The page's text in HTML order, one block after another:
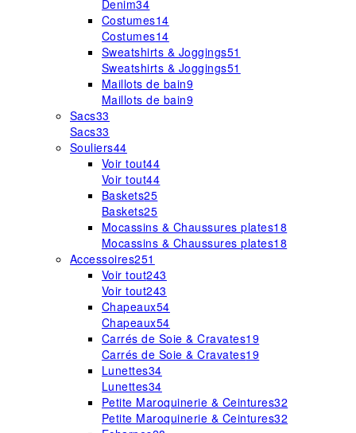
Denim34
Costumes14
Costumes14
Sweatshirts & Joggings51
Sweatshirts & Joggings51
Maillots de bain9
Maillots de bain9
Sacs33
Sacs33
Souliers44
Voir tout44
Voir tout44
Baskets25
Baskets25
Mocassins & Chaussures plates18
Mocassins & Chaussures plates18
Accessoires251
Voir tout243
Voir tout243
Chapeaux54
Chapeaux54
Carrés de Soie & Cravates19
Carrés de Soie & Cravates19
Lunettes34
Lunettes34
Petite Maroquinerie & Ceintures32
Petite Maroquinerie & Ceintures32